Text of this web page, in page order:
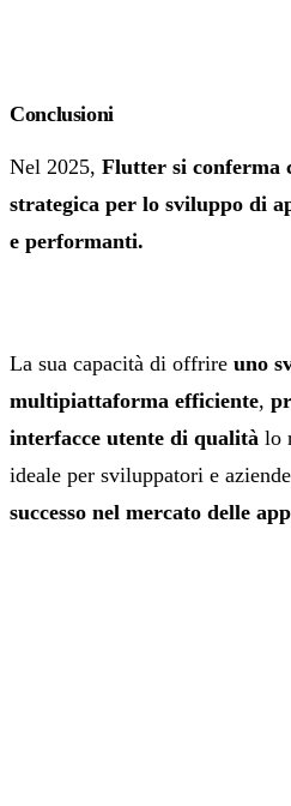
Conclusioni
Nel 2025, Flutter si conferma
strategica per lo sviluppo di
e performanti.
La sua capacità di offrire uno
multipiattaforma efficiente,
interfacce utente di qualità lo
ideale per sviluppatori e
successo nel mercato delle app